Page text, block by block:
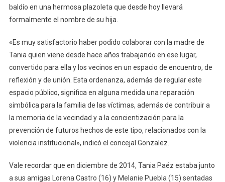
baldío en una hermosa plazoleta que desde hoy llevará
formalmente el nombre de su hija.
«Es muy satisfactorio haber podido colaborar con la madre de
Tania quien viene desde hace años trabajando en ese lugar,
convertido para ella y los vecinos en un espacio de encuentro, de
reflexión y de unión. Esta ordenanza, además de regular este
espacio público, significa en alguna medida una reparación
simbólica para la familia de las víctimas, además de contribuir a
la memoria de la vecindad y a la concientización para la
prevención de futuros hechos de este tipo, relacionados con la
violencia institucional», indicó el concejal Gonzalez.
Vale recordar que en diciembre de 2014, Tania Paéz estaba junto
a sus amigas Lorena Castro (16) y Melanie Puebla (15) sentadas